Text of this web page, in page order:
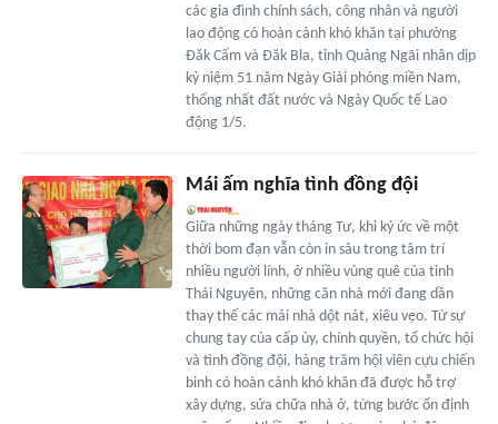
các gia đình chính sách, công nhân và người
lao động có hoàn cảnh khó khăn tại phường
Đăk Cấm và Đăk Bla, tỉnh Quảng Ngãi nhân dịp
kỷ niệm 51 năm Ngày Giải phóng miền Nam,
thống nhất đất nước và Ngày Quốc tế Lao
động 1/5.
Mái ấm nghĩa tình đồng đội
Giữa những ngày tháng Tư, khi ký ức về một
thời bom đạn vẫn còn in sâu trong tâm trí
nhiều người lính, ở nhiều vùng quê của tỉnh
Thái Nguyên, những căn nhà mới đang dần
thay thế các mái nhà dột nát, xiêu vẹo. Từ sự
chung tay của cấp ủy, chính quyền, tổ chức hội
và tình đồng đội, hàng trăm hội viên cựu chiến
binh có hoàn cảnh khó khăn đã được hỗ trợ
xây dựng, sửa chữa nhà ở, từng bước ổn định